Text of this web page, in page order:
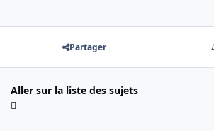
Partager
Aller sur la liste des sujets